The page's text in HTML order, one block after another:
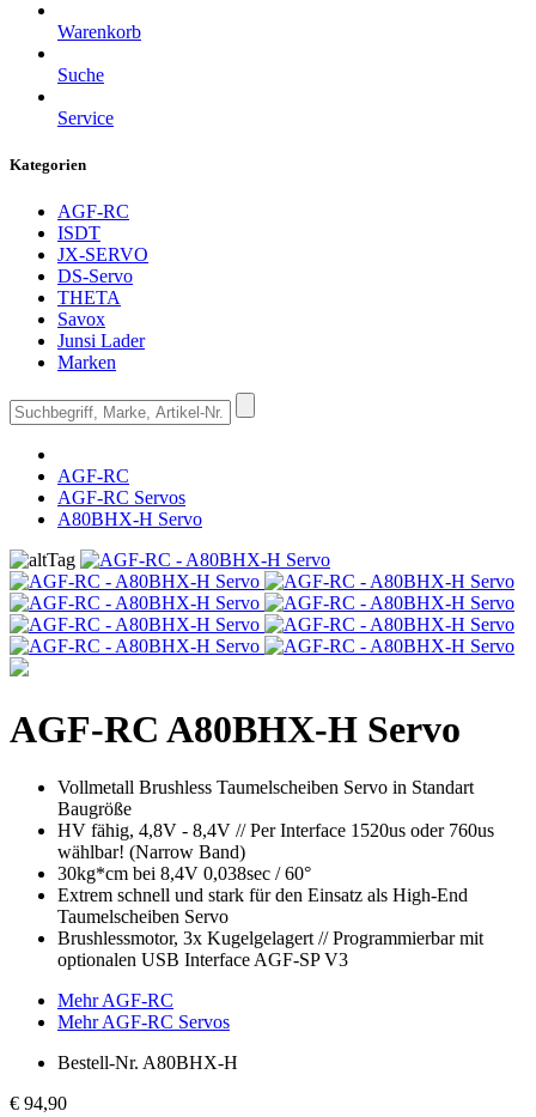
Warenkorb
Suche
Service
Kategorien
AGF-RC
ISDT
JX-SERVO
DS-Servo
THETA
Savox
Junsi Lader
Marken
AGF-RC
AGF-RC Servos
A80BHX-H Servo
AGF-RC A80BHX-H Servo
Vollmetall Brushless Taumelscheiben Servo in Standart
Baugröße
HV fähig, 4,8V - 8,4V // Per Interface 1520us oder 760us
wählbar! (Narrow Band)
30kg*cm bei 8,4V 0,038sec / 60°
Extrem schnell und stark für den Einsatz als High-End
Taumelscheiben Servo
Brushlessmotor, 3x Kugelgelagert // Programmierbar mit
optionalen USB Interface AGF-SP V3
Mehr AGF-RC
Mehr AGF-RC Servos
Bestell-Nr. A80BHX-H
€ 94,90